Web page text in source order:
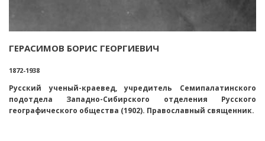
ГЕРАСИМОВ БОРИС ГЕОРГИЕВИЧ
1872-1938
Русский ученый-краевед, учредитель Семипалатинского
подотдела Западно-Сибирского отделения Русского
географического общества (1902). Православный священник.